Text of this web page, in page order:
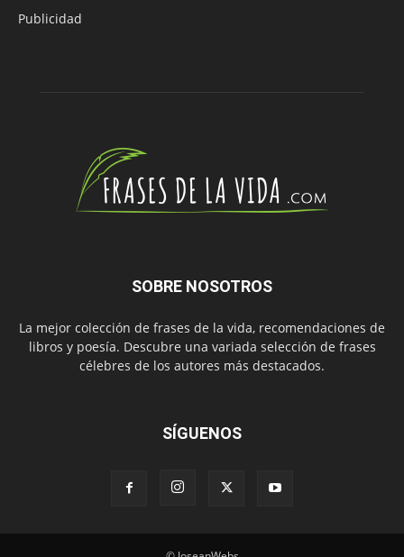
Publicidad
SOBRE NOSOTROS
La mejor colección de frases de la vida, recomendaciones de
libros y poesía. Descubre una variada selección de frases
célebres de los autores más destacados.
SÍGUENOS